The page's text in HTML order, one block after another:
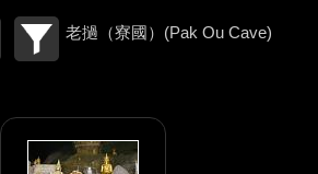
老撾（寮國）(Pak Ou Cave)